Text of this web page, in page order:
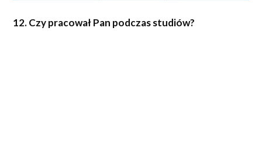
12. Czy pracował Pan podczas studiów?